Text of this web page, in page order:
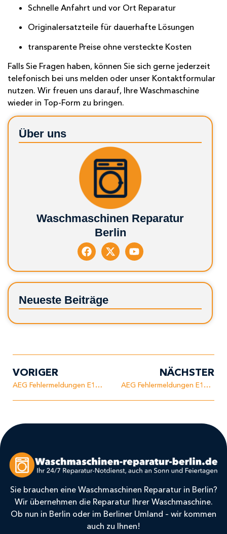
Schnelle Anfahrt und vor Ort Reparatur
Originalersatzteile für dauerhafte Lösungen
transparente Preise ohne versteckte Kosten
Falls Sie Fragen haben, können Sie sich gerne jederzeit
telefonisch bei uns melden oder unser Kontaktformular
nutzen. Wir freuen uns darauf, Ihre Waschmaschine
wieder in Top-Form zu bringen.
Über uns
Waschmaschinen Reparatur
Berlin
Neueste Beiträge
VORIGER
AEG Fehlermeldungen E10 – Kein/zu wenig Wasserzulauf
NÄCHSTER
AEG Fehlermeldungen E12 – Heizproblem durch zu wenig Wasser
Sie brauchen eine Waschmaschinen Reparatur in Berlin?
Wir übernehmen die Reparatur Ihrer Waschmaschine.
Ob nun in Berlin oder im Berliner Umland – wir kommen
auch zu Ihnen!